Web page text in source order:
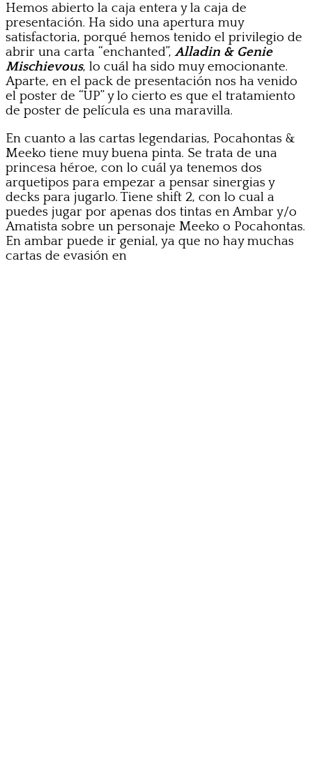
Hemos abierto la caja entera y la caja de
presentación. Ha sido una apertura muy
satisfactoria, porqué hemos tenido el privilegio de
abrir una carta “enchanted”,Alladin & Genie
Mischievous, lo cuál ha sido muy emocionante.
Aparte, en el pack de presentación nos ha venido
el poster de “UP” y lo cierto es que el tratamiento
de poster de película es una maravilla.
En cuanto a las cartas legendarias, Pocahontas &
Meeko tiene muy buena pinta. Se trata de una
princesa héroe, con lo cuál ya tenemos dos
arquetipos para empezar a pensar sinergias y
decks para jugarlo. Tiene shift 2, con lo cual a
puedes jugar por apenas dos tintas en Ambar y/o
Amatista sobre un personaje Meeko o Pocahontas.
En ambar puede ir genial, ya que no hay muchas
cartas de evasión en